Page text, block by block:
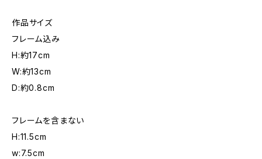
作品サイズ
フレーム込み
H:約17cm
W:約13cm
D:約0.8cm
フレームを含まない
H:11.5cm
w:7.5cm